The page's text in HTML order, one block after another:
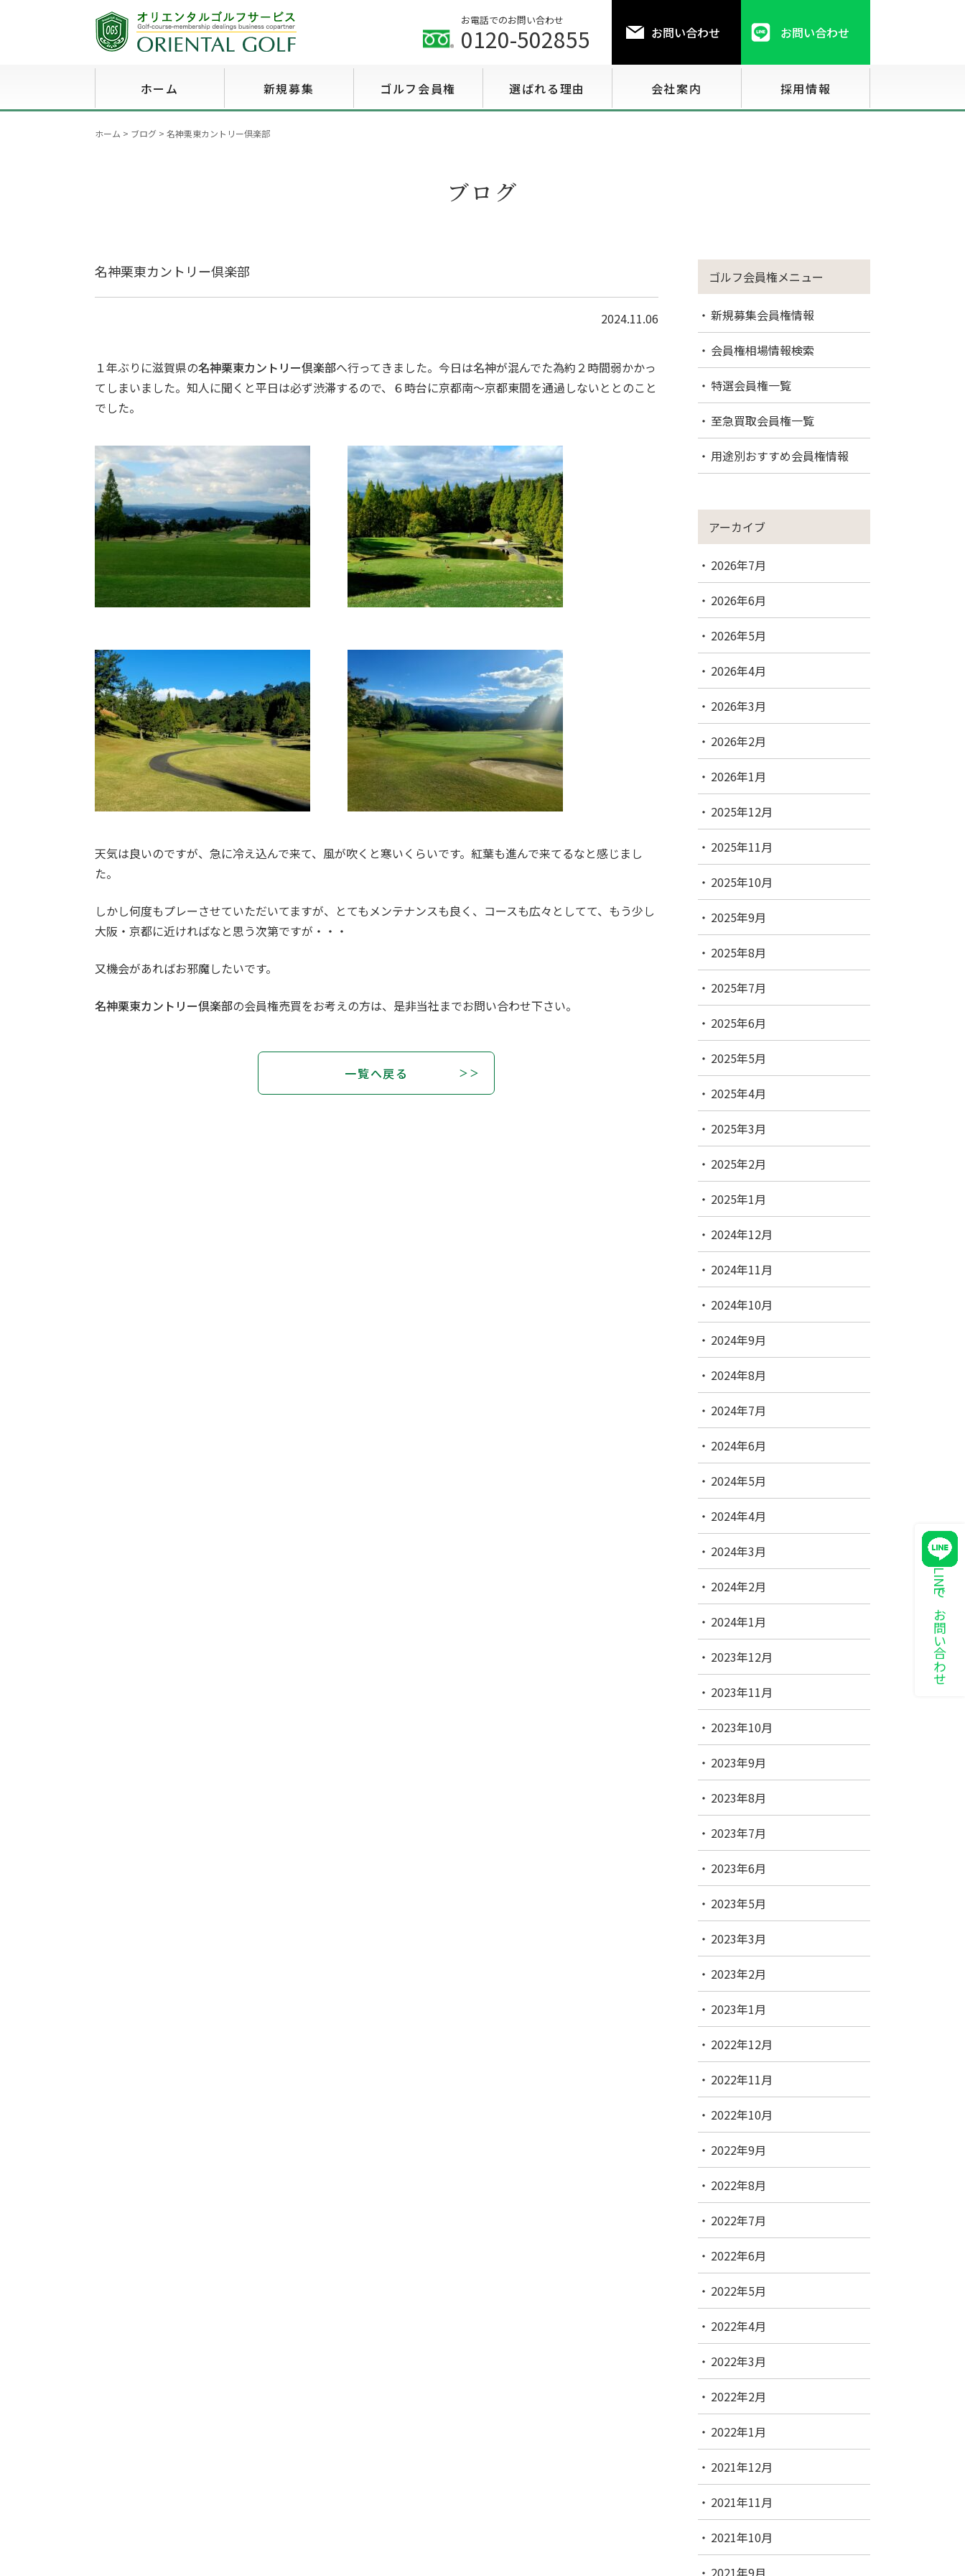
お電話でのお問い合わせ
0120-502855 お問い合わせ お問い合わせ
ホーム 新規募集 ゴルフ会員権
至急買い会員権情報
選ばれる理由 会社案内 採用情報
LINEでお問い合わせ
ホーム > ブログ > 名神栗東カントリー倶楽部
ブログ
名神栗東カントリー倶楽部
2024.11.06
１年ぶりに滋賀県の名神栗東カントリー倶楽部へ行ってきました。今日は名神が混んでた為約２時間弱かかっ
てしまいました。知人に聞くと平日は必ず渋滞するので、６時台に京都南～京都東間を通過しないととのこと
でした。
天気は良いのですが、急に冷え込んで来て、風が吹くと寒いくらいです。紅葉も進んで来てるなと感じまし
た。
しかし何度もプレーさせていただいてますが、とてもメンテナンスも良く、コースも広々としてて、もう少し
大阪・京都に近ければなと思う次第ですが・・・
又機会があればお邪魔したいです。
名神栗東カントリー倶楽部の会員権売買をお考えの方は、是非当社までお問い合わせ下さい。
一覧へ戻る
ゴルフ会員権メニュー
新規募集会員権情報
会員権相場情報検索
特選会員権一覧
至急買取会員権一覧
用途別おすすめ会員権情報
アーカイブ
2026年7月
2026年6月
2026年5月
2026年4月
2026年3月
2026年2月
2026年1月
2025年12月
2025年11月
2025年10月
2025年9月
2025年8月
2025年7月
2025年6月
2025年5月
2025年4月
2025年3月
2025年2月
2025年1月
2024年12月
2024年11月
2024年10月
2024年9月
2024年8月
2024年7月
2024年6月
2024年5月
2024年4月
2024年3月
2024年2月
2024年1月
2023年12月
2023年11月
2023年10月
2023年9月
2023年8月
2023年7月
2023年6月
2023年5月
2023年3月
2023年2月
2023年1月
2022年12月
2022年11月
2022年10月
2022年9月
2022年8月
2022年7月
2022年6月
2022年5月
2022年4月
2022年3月
2022年2月
2022年1月
2021年12月
2021年11月
2021年10月
2021年9月